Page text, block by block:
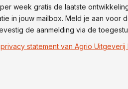
week gratis de laatste
in jouw mailbox. Meld je aan voor
de aanmelding via de
privacy statement van Agrio Uitgeverij